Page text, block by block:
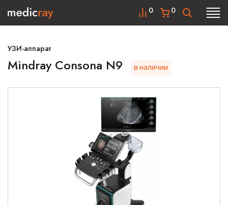
0
0
УЗИ-аппарат
Mindray Consona N9 в наличии